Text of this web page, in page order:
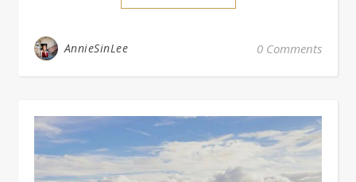
AnnieSinLee 0 Comments